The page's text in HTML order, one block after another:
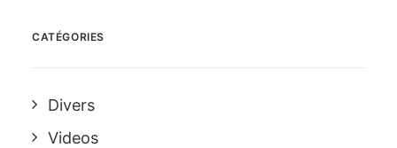
CATÉGORIES
Divers
Videos